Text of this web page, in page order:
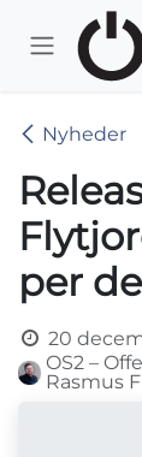
Skip to Content
Nyheder
per
20
OS2 –
Rasmus